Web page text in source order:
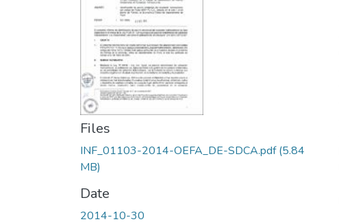
Files
INF_01103-2014-OEFA_DE-SDCA.pdf(5.84
MB)
Date
2014-10-30